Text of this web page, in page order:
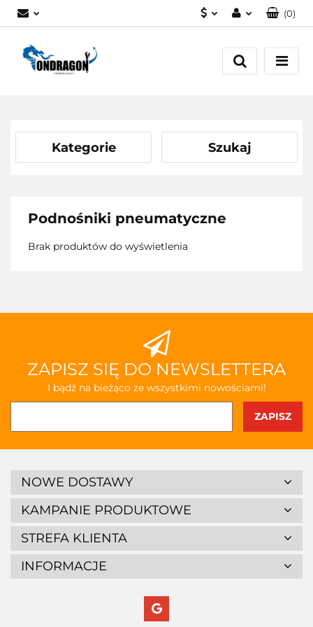
Zaloguj się
Załóż konto
(0)
Kategorie Szukaj
Podnośniki pneumatyczne
Brak produktów do wyświetlenia
ZAPISZ SIĘ DO NEWSLETTERA
I bądź na bieżąco ze wszystkimi nowościami!
NOWE DOSTAWY
KAMPANIE PRODUKTOWE
STREFA KLIENTA
INFORMACJE